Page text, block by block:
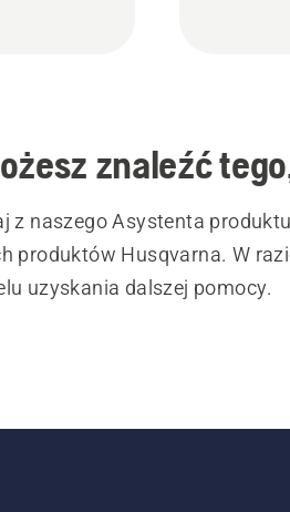
znaleźć
z naszego Asystenta
produktów Husqvarna. W
uzyskania dalszej pomocy.